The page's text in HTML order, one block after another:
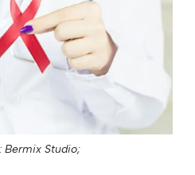
Bermix Studio;